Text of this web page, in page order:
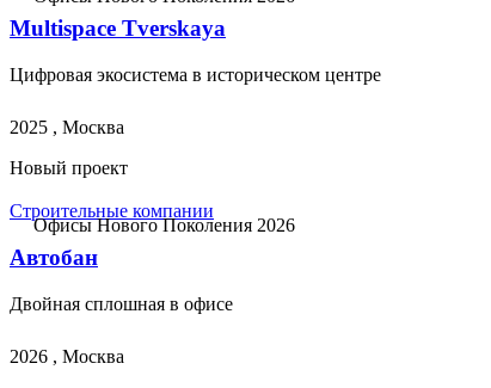
Multispace Tverskaya
Цифровая экосистема в историческом центре
2025 , Москва
Новый проект
Офисы Нового Поколения 2026
Строительные компании
Автобан
Двойная сплошная в офисе
2026 , Москва